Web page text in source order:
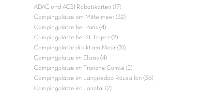
ADAC und ACSI Rabattkarten (17)
Campingplätze am Mittelmeer (32)
Campingplätze bei Paris (4)
Campingplätze bei St. Tropez (2)
Campingplätze direkt am Meer (31)
Campingplätze im Elsass (4)
Campingplätze im Franche Comté (5)
Campingplätze im Languedoc-Roussillon (36)
Campingplätze im Loiretal (2)